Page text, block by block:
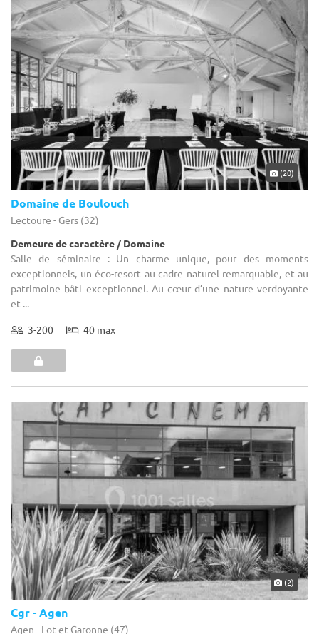
(20)
Domaine de Boulouch
Lectoure - Gers (32)
Demeure de caractère / Domaine
Salle de séminaire : Un charme unique, pour des moments
exceptionnels, un éco-resort au cadre naturel remarquable, et au
patrimoine bâti exceptionnel. Au cœur d’une nature verdoyante
et ...
3-200 40 max
(2)
Cgr - Agen
Agen - Lot-et-Garonne (47)